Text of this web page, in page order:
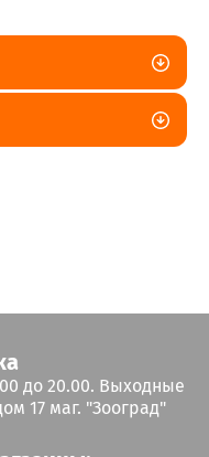
до 20.00. Выходные
17 маг. "Зооград"